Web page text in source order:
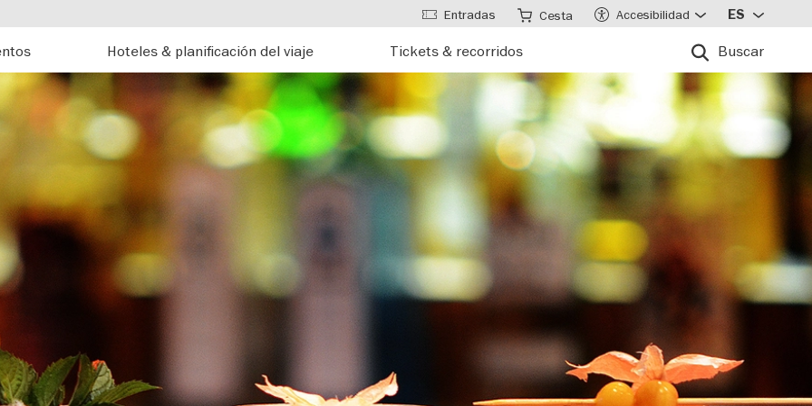
Hoteles & planificación del viaje Tickets & recorridos Buscar
Entradas Cesta Accesibilidad ES